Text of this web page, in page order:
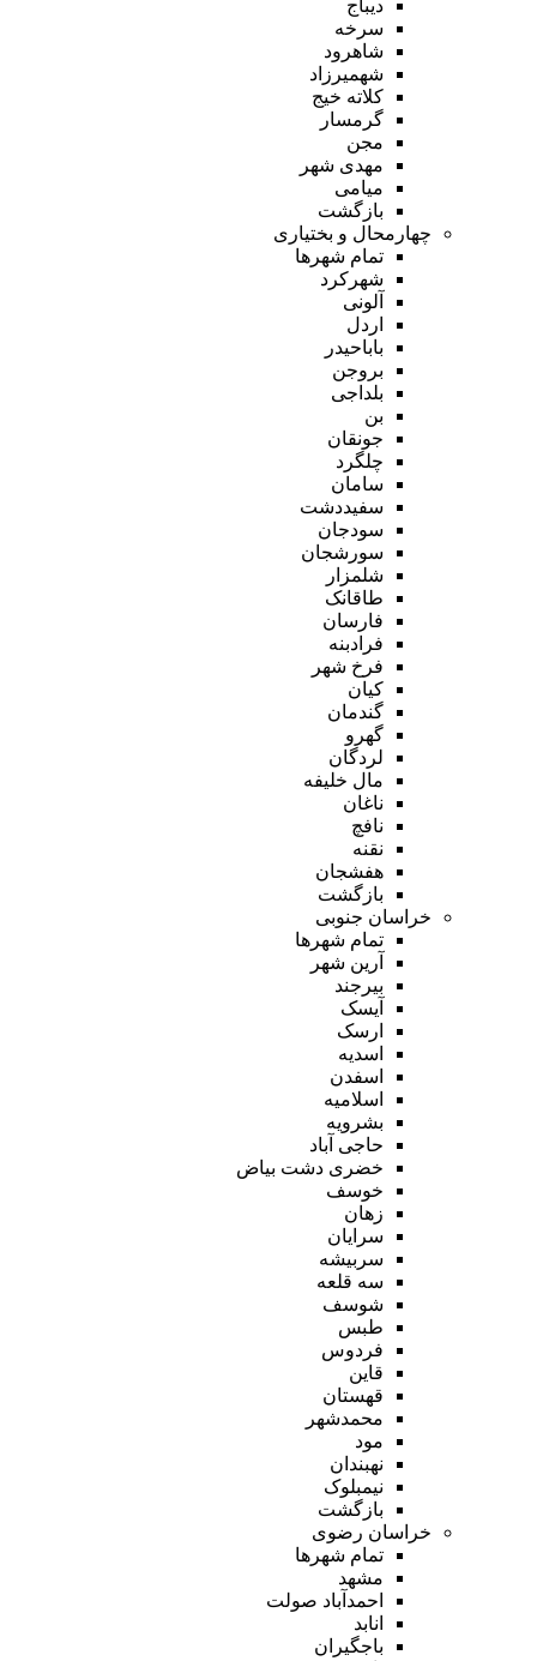
دیباج
سرخه
شاهرود
شهمیرزاد
کلاته خیج
گرمسار
مجن
مهدی شهر
میامی
بازگشت
چهارمحال و بختیاری
تمام شهر‌ها
شهرکرد
آلونی
اردل
باباحیدر
بروجن
بلداجی
بن
جونقان
چلگرد
سامان
سفیددشت
سودجان
سورشجان
شلمزار
طاقانک
فارسان
فرادبنه
فرخ شهر
کیان
گندمان
گهرو
لردگان
مال خلیفه
ناغان
نافچ
نقنه
هفشجان
بازگشت
خراسان جنوبی
تمام شهر‌ها
آرین شهر
بیرجند
آیسک
ارسک
اسدیه
اسفدن
اسلامیه
بشرویه
حاجی آباد
خضری دشت بیاض
خوسف
زهان
سرایان
سربیشه
سه قلعه
شوسف
طبس
فردوس
قاین
قهستان
محمدشهر
مود
نهبندان
نیمبلوک
بازگشت
خراسان رضوی
تمام شهر‌ها
مشهد
احمدآباد صولت
انابد
باجگیران